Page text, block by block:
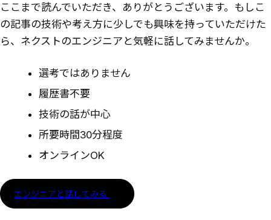
ここまで読んでいただき、ありがとうございます。もしこ
の記事の技術や考え方に少しでも興味を持っていただけた
ら、ネクストのエンジニアと気軽に話してみませんか。
選考ではありません
履歴書不要
技術の話が中心
所要時間30分程度
オンラインOK
エンジニアと話してみる